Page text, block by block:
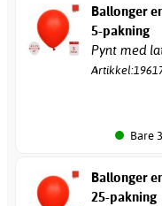
Ballonger
5-pakning
Pynt med
Bare
Ballonger
25-pakning